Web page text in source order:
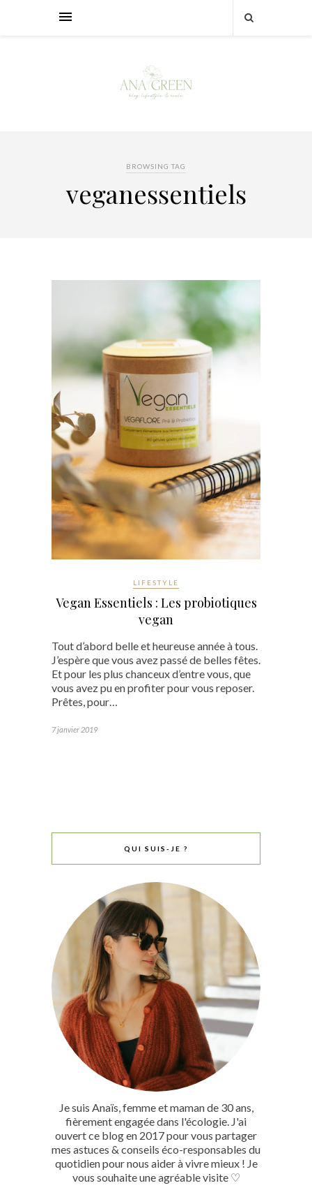
BROWSING TAG
veganessentiels
LIFESTYLE
Vegan Essentiels : Les probiotiques
vegan
Tout d’abord belle et heureuse année à tous.
J’espère que vous avez passé de belles fêtes.
Et pour les plus chanceux d’entre vous, que
vous avez pu en profiter pour vous reposer.
Prêtes, pour…
7 janvier 2019
QUI SUIS-JE ?
Je suis Anaïs, femme et maman de 30 ans,
fièrement engagée dans l'écologie. J'ai
ouvert ce blog en 2017 pour vous partager
mes astuces & conseils éco-responsables du
quotidien pour nous aider à vivre mieux ! Je
vous souhaite une agréable visite ♡